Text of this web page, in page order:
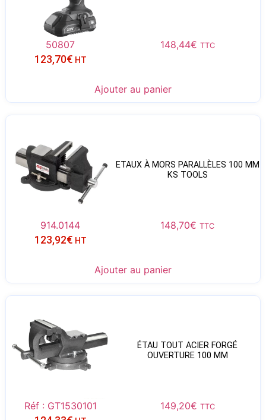
50807 148,44€ TTC
123,70€ HT
Ajouter au panier
ETAUX À MORS PARALLÈLES 100 MM
KS TOOLS
914.0144 148,70€ TTC
123,92€ HT
Ajouter au panier
ÉTAU TOUT ACIER FORGÉ
OUVERTURE 100 MM
Réf : GT1530101 149,20€ TTC